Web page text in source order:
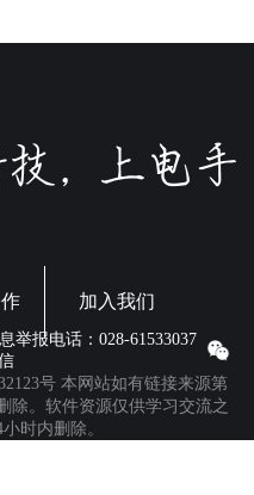
加入我们
举报电话：028-61533037
号 本网站如有链接来源第
除。软件资源仅供学习交流之
时内删除。